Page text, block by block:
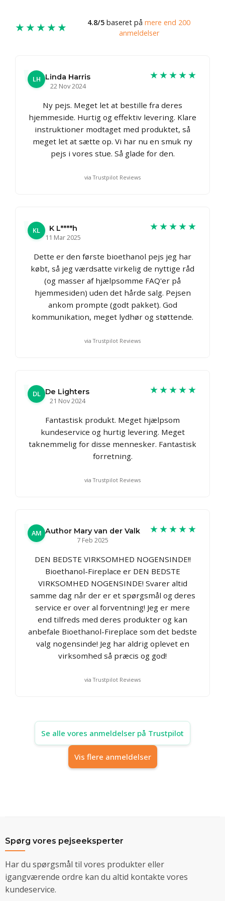
★★★★★ 4.8/5 baseret på mere end 200
anmeldelser
LH
Linda Harris
22 Nov 2024
★★★★★
Ny pejs. Meget let at bestille fra deres
hjemmeside. Hurtig og effektiv levering. Klare
instruktioner modtaget med produktet, så
meget let at sætte op. Vi har nu en smuk ny
pejs i vores stue. Så glade for den.
via Trustpilot Reviews
KL
K L****h
11 Mar 2025
★★★★★
Dette er den første bioethanol pejs jeg har
købt, så jeg værdsatte virkelig de nyttige råd
(og masser af hjælpsomme FAQ'er på
hjemmesiden) uden det hårde salg. Pejsen
ankom prompte (godt pakket). God
kommunikation, meget lydhør og støttende.
via Trustpilot Reviews
DL De Lighters
21 Nov 2024
★★★★★
Fantastisk produkt. Meget hjælpsom
kundeservice og hurtig levering. Meget
taknemmelig for disse mennesker. Fantastisk
forretning.
via Trustpilot Reviews
AM Author Mary van der Valk
7 Feb 2025
★★★★★
DEN BEDSTE VIRKSOMHED NOGENSINDE!!
Bioethanol-Fireplace er DEN BEDSTE
VIRKSOMHED NOGENSINDE! Svarer altid
samme dag når der er et spørgsmål og deres
service er over al forventning! Jeg er mere
end tilfreds med deres produkter og kan
anbefale Bioethanol-Fireplace som det bedste
valg nogensinde! Jeg har aldrig oplevet en
virksomhed så præcis og god!
via Trustpilot Reviews
Se alle vores anmeldelser på Trustpilot
Vis flere anmeldelser
Spørg vores pejseeksperter
Har du spørgsmål til vores produkter eller
igangværende ordre kan du altid kontakte vores
kundeservice.